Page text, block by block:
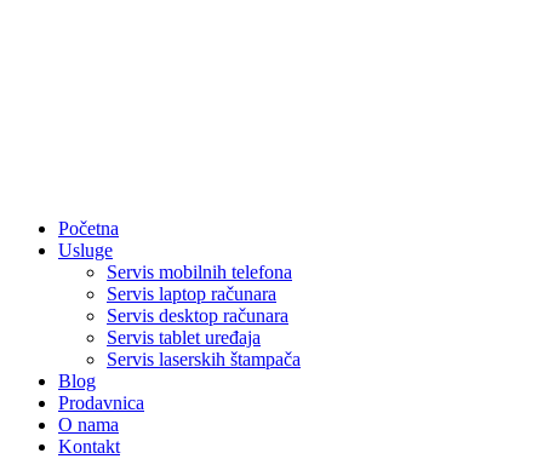
Početna
Usluge
Servis mobilnih telefona
Servis laptop računara
Servis desktop računara
Servis tablet uređaja
Servis laserskih štampača
Blog
Prodavnica
O nama
Kontakt